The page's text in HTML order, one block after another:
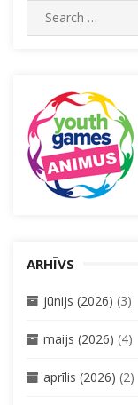
Search
for:
ARHĪVS
jūnijs (2026) (3)
maijs (2026) (4)
aprīlis (2026) (2)